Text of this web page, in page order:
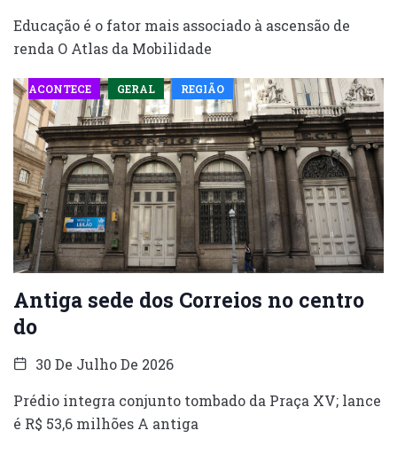
Educação é o fator mais associado à ascensão de
renda O Atlas da Mobilidade
ACONTECE GERAL REGIÃO
Antiga sede dos Correios no centro
do
30 De Julho De 2026
Prédio integra conjunto tombado da Praça XV; lance
é R$ 53,6 milhões A antiga